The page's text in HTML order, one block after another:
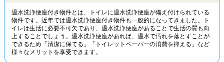
TOP
温水洗浄便座付き物件とは、トイレに温水洗浄便座が備え付けられている
物件です。近年では温水洗浄便座付き物件も一般的になってきました。ト
イレは生活に必要不可欠であり、温水洗浄便座があることで生活の質も向
上することでしょう。温水洗浄便座があれば、温水で汚れを落とすことが
できるため「清潔に保てる」「トイレットペーパーの消費を抑える」など
様々なメリットを享受できます。